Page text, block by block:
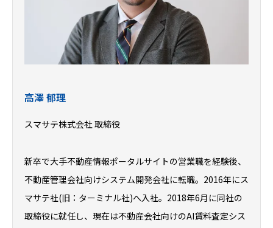
高澤 郁理
スマサテ株式会社 取締役
新卒で大手不動産情報ポータルサイトの営業職を経験後、
不動産管理会社向けシステム開発会社に転職。2016年にス
マサテ社(旧：ターミナル社)へ入社。2018年6月に同社の
取締役に就任し、現在は不動産会社向けのAI賃料査定シス